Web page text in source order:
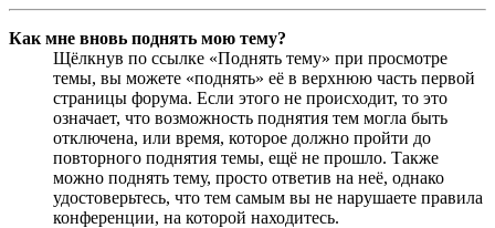
Как мне вновь поднять мою тему?
Щёлкнув по ссылке «Поднять тему» при просмотре
темы, вы можете «поднять» её в верхнюю часть первой
страницы форума. Если этого не происходит, то это
означает, что возможность поднятия тем могла быть
отключена, или время, которое должно пройти до
повторного поднятия темы, ещё не прошло. Также
можно поднять тему, просто ответив на неё, однако
удостоверьтесь, что тем самым вы не нарушаете правила
конференции, на которой находитесь.